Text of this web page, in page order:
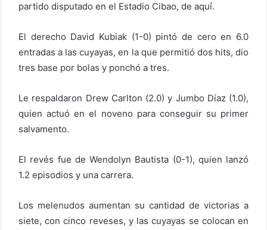
partido disputado en el Estadio Cibao, de aquؙí.
El derecho David Kubiak (1-0) pintó de cero en 6.0
entradas a las cuyayas, en la que permitió dos hits, dio
tres base por bolas y ponchó a tres.
Le respaldaron Drew Carlton (2.0) y Jumbo Díaz (1.0),
quien actuó en el noveno para conseguir su primer
salvamento.
El revés fue de Wendolyn Bautista (0-1), quien lanzó
1.2 episodios y una carrera.
Los melenudos aumentan su cantidad de victorias a
siete, con cinco reveses, y las cuyayas se colocan en